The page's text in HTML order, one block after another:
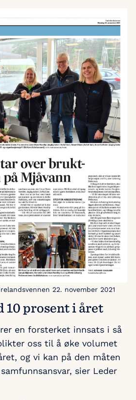
22. november 2021
10 prosent i året
en forsterket innsats i så
oss til å øke volumet
og vi kan på den måten
sier Leder